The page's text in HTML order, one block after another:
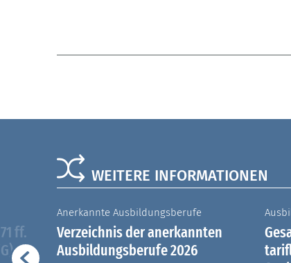
WEITERE INFORMATIONEN
ff.
Anerkannte Ausbildungsberufe
Verzeichnis der anerkannten
Ausbildungsberufe 2026